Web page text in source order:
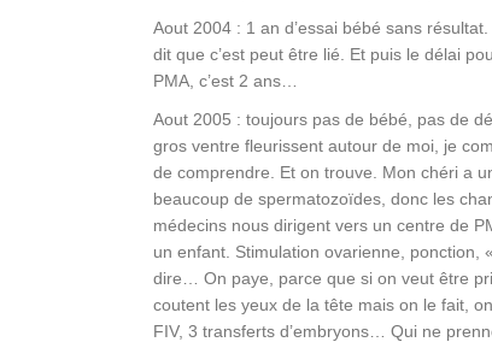
Aout 2004 : 1 an d’essai bébé sans
dit que c’est peut être lié. Et puis le délai
PMA, c’est 2 ans…
Aout 2005 : toujours pas de bébé, pas de
gros ventre fleurissent autour de moi, je
de comprendre. Et on trouve. Mon chéri a
beaucoup de spermatozoïdes, donc les
médecins nous dirigent vers un centre de
un enfant. Stimulation ovarienne,
dire… On paye, parce que si on veut être
coutent les yeux de la tête mais on le fait,
FIV, 3 transferts d’embryons… Qui ne